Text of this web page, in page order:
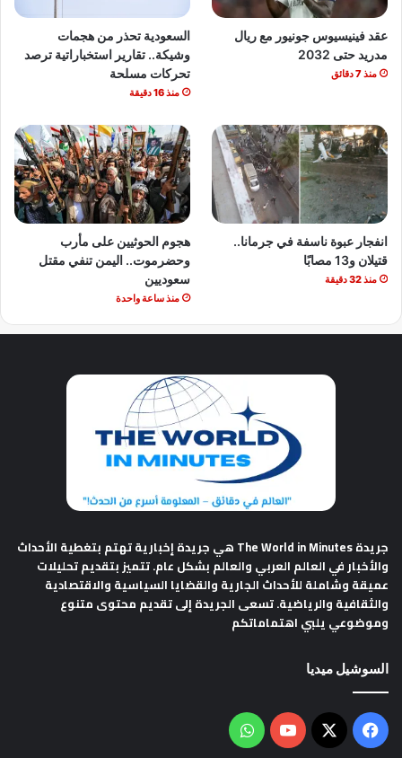
عقد فينيسيوس جونيور مع ريال
مدريد حتى 2032
منذ 7 دقائق
السعودية تحذر من هجمات
وشيكة.. تقارير استخباراتية ترصد
تحركات مسلحة
منذ 16 دقيقة
انفجار عبوة ناسفة في جرمانا..
قتيلان و13 مصابًا
منذ 32 دقيقة
هجوم الحوثيين على مأرب
وحضرموت.. اليمن تنفي مقتل
سعوديين
منذ ساعة واحدة
جريدة The World in Minutes
هي جريدة إخبارية تهتم بتغطية الأحداث
والأخبار في العالم العربي والعالم بشكل عام. تتميز بتقديم تحليلات
عميقة وشاملة للأحداث الجارية والقضايا السياسية والاقتصادية
والثقافية والرياضية. تسعى الجريدة إلى تقديم محتوى متنوع
وموضوعي يلبي اهتماماتكم
السوشيل ميديا
فيسبوك
‫X
‫YouTubeواتساب